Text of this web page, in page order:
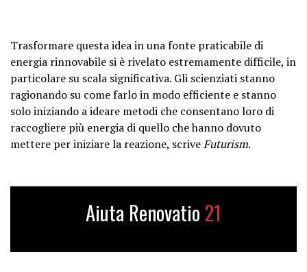
Trasformare questa idea in una fonte praticabile di
energia rinnovabile si è rivelato estremamente difficile, in
particolare su scala significativa. Gli scienziati stanno
ragionando su come farlo in modo efficiente e stanno
solo iniziando a ideare metodi che consentano loro di
raccogliere più energia di quello che hanno dovuto
mettere per iniziare la reazione, scriveFuturism.
Aiuta Renovatio 21